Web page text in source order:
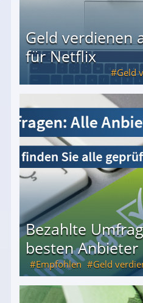
Geld verdienen
für Netflix
Geld
Bezahlte
besten Anbieter
Empfohlen Geld